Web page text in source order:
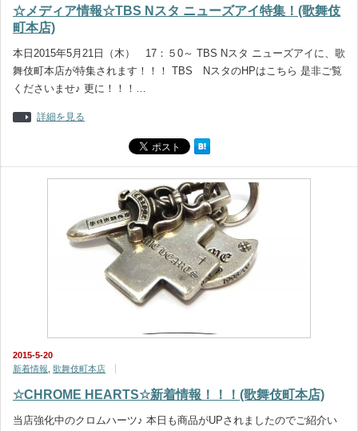
☆メディア情報☆TBS Nスタ ニューズアイ特集！(歌舞伎
町本店)
本日2015年5月21日（木） 17：５0～ TBS Nスタ ニューズアイに、歌
舞伎町本店が特集されます！！！ TBS NスタのHPはこちら 是非ご覧
くださいませ♪ 更に！！！…
詳細を見る
2015-5-20
新着情報 歌舞伎町本店
☆CHROME HEARTS☆新着情報！！！(歌舞伎町本店)
当店強化中のクロムハーツ♪ 本日も商品がUPされましたのでご紹介い